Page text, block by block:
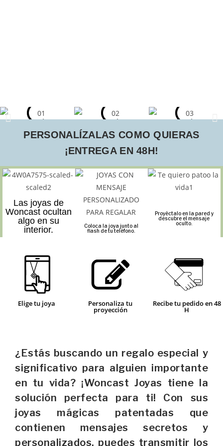
PERSONALÍZALAS COMO QUIERAS
¡ENTREGA EN 48H!
Las joyas de
Woncast ocultan
algo en su
interior.
Coloca la joya junto al
flash de tu teléfono.
Proyéctalo en la pared y
descubre el mensaje
oculto.
Elige tu joya Personaliza tu
proyección
Recibe tu pedido en 48
H
¿Estás buscando un regalo especial y
significativo para alguien importante
en tu vida? ¡Woncast Joyas tiene la
solución perfecta para ti! Con sus
joyas mágicas patentadas que
contienen mensajes secretos y
personalizados, puedes transmitir los